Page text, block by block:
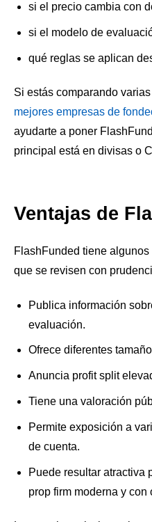
si el precio cambia con
si el modelo de
qué reglas se aplican
Si estás comparando
mejores empresas de
ayudarte a poner
principal está en divisas o
Ventajas de
FlashFunded tiene
que se revisen con
Publica información
evaluación.
Ofrece diferentes
Anuncia profit split
Tiene una valoración
Permite exposición a
de cuenta.
Puede resultar atractiva
prop firm moderna y